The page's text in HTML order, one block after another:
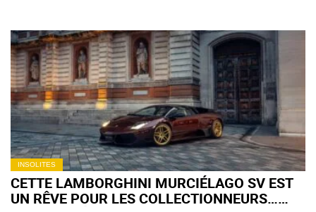
INSOLITES
CETTE LAMBORGHINI MURCIÉLAGO SV EST
UN RÊVE POUR LES COLLECTIONNEURS…